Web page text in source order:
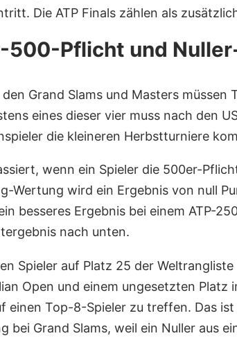
Die ATP Finals zählen als
500-Pflicht und
Grand Slams und Masters
eines dieser vier muss nach den
die kleineren Herbstturniere
wenn ein Spieler die 500er-
Wertung wird ein Ergebnis von null
besseres Ergebnis bei einem ATP-
nach unten.
Spieler auf Platz 25 der
Open und einem ungesetzten
einen Top-8-Spieler zu treffen. Das
bei Grand Slams, weil ein Nuller aus